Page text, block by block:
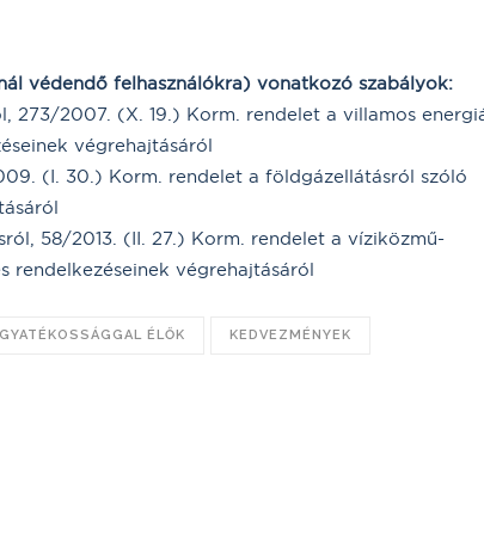
védendő felhasználókra) vonatkozó szabályok:
273/2007. (X. 19.) Korm. rendelet a villamos
végrehajtásáról
(I. 30.) Korm. rendelet a földgázellátásról szóló
58/2013. (II. 27.) Korm. rendelet a víziközmű-
rendelkezéseinek végrehajtásáról
ÉLŐK KEDVEZMÉNYEK